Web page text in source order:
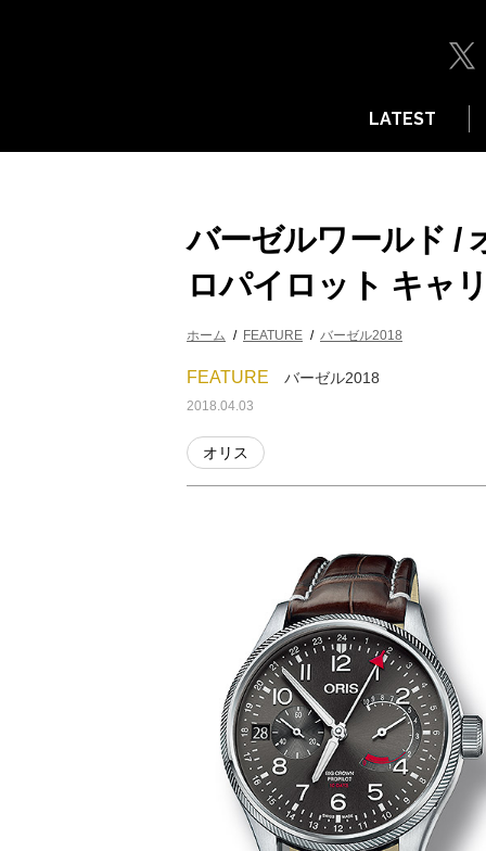
LATEST
バーゼルワールド /
ロパイロット キャ
ホーム FEATURE バーゼル2018
FEATURE バーゼル2018
2018.04.03
オリス